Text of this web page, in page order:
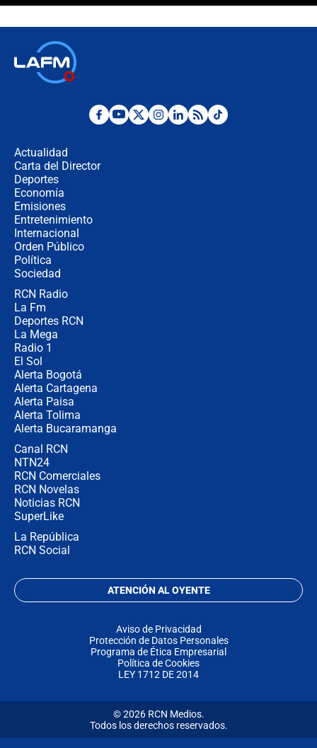
Las razones para escoger al nuevo
Actualidad
Carta del Director
Deportes
Economía
Emisiones
Entretenimiento
Internacional
Orden Público
Política
Sociedad
RCN Radio
La Fm
Deportes RCN
La Mega
Radio 1
El Sol
Alerta Bogotá
Alerta Cartagena
Alerta Paisa
Alerta Tolima
Alerta Bucaramanga
Canal RCN
NTN24
RCN Comerciales
RCN Novelas
Noticias RCN
SuperLike
La República
RCN Social
ATENCIÓN AL OYENTE
Aviso de Privacidad
Protección de Datos Personales
Programa de Ética Empresarial
Política de Cookies
LEY 1712 DE 2014
© 2026 RCN Medios.
Todos los derechos reservados.